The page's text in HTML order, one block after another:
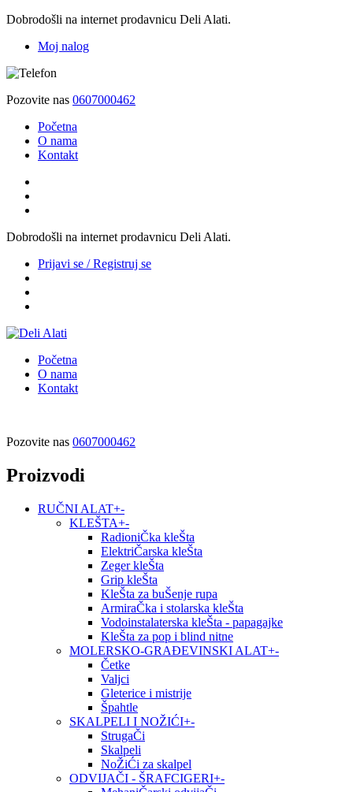
Dobrodošli na internet prodavnicu Deli Alati.
Moj nalog
Pozovite nas 0607000462
Početna
O nama
Kontakt
Dobrodošli na internet prodavnicu Deli Alati.
Prijavi se / Registruj se
Početna
O nama
Kontakt
Pozovite nas 0607000462
Proizvodi
RUČNI ALAT+-
KLEŠTA+-
RadioniČka kleŠta
ElektriČarska kleŠta
Zeger kleŠta
Grip kleŠta
KleŠta za buŠenje rupa
ArmiraČka i stolarska kleŠta
Vodoinstalaterska kleŠta - papagajke
KleŠta za pop i blind nitne
MOLERSKO-GRAĐEVINSKI ALAT+-
Četke
Valjci
Gleterice i mistrije
Špahtle
SKALPELI I NOŽIĆI+-
StrugaČi
Skalpeli
NoŽiĆi za skalpel
ODVIJAČI - ŠRAFCIGERI+-